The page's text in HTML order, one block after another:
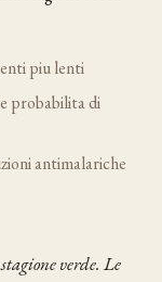
piu lenti
probabilita di
antimalariche
verde. Le